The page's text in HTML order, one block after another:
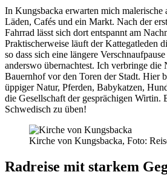
In Kungsbacka erwarten mich malerische
Läden, Cafés und ein Markt. Nach der
Fahrrad lässt sich dort entspannt am
Praktischerweise läuft der Kattegatleden
so dass sich eine längere
anderswo übernachtest. Ich verbringe die
Bauernhof vor den Toren der Stadt. Hier
üppiger Natur, Pferden, Babykatzen,
die Gesellschaft der gesprächigen Wirtin.
Schwedisch zu üben!
Kirche von Kungsbacka, Foto:
Radreise mit starkem